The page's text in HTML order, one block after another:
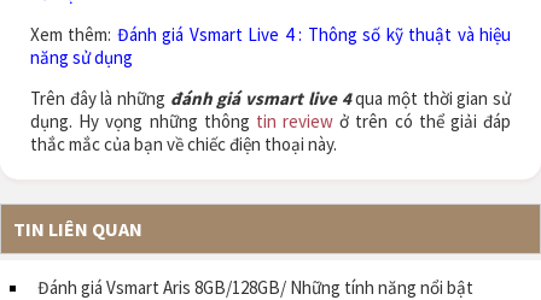
Xem thêm: Đánh giá Vsmart Live 4 : Thông số kỹ thuật và hiệu
năng sử dụng
Trên đây là những đánh giá vsmart live 4qua một thời gian sử
dụng. Hy vọng những thông tin review ở trên có thể giải đáp
thắc mắc của bạn về chiếc điện thoại này.
TIN LIÊN QUAN
Đánh giá Vsmart Aris 8GB/128GB/ Những tính năng nổi bật